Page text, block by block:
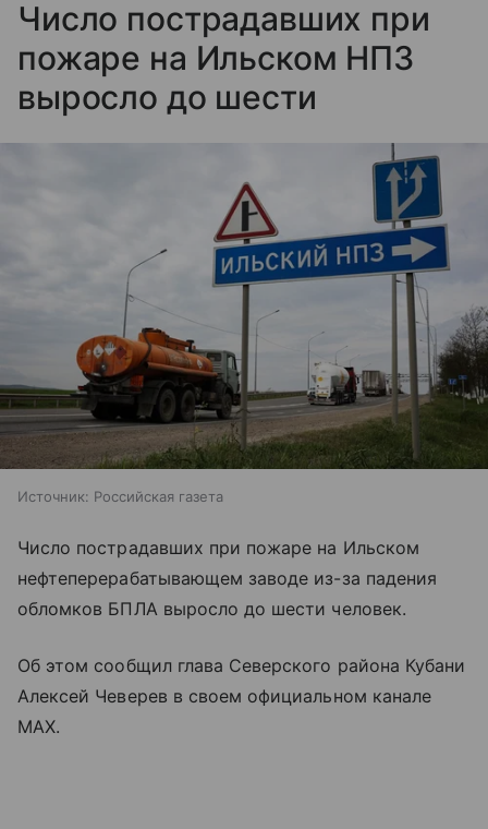
Число пострадавших при
пожаре на Ильском НПЗ
выросло до шести
Источник: Российская газета
Число пострадавших при пожаре на Ильском
нефтеперерабатывающем заводе из-за падения
обломков БПЛА выросло до шести человек.
Об этом сообщил глава Северского района Кубани
Алексей Чеверев в своем официальном канале
MAX.